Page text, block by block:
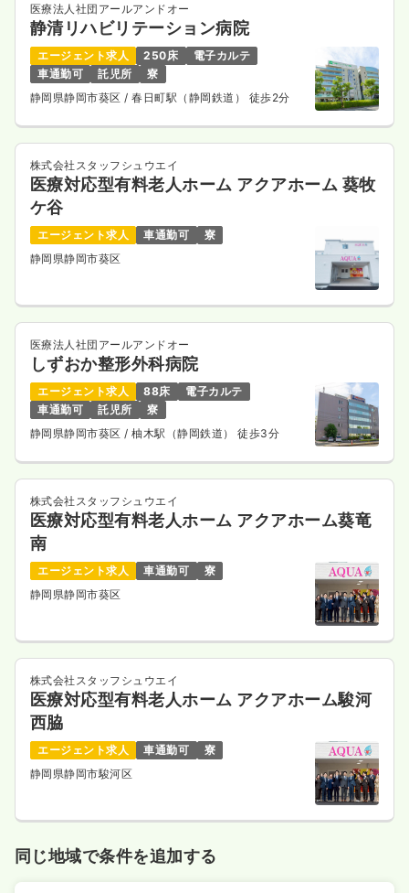
医療法人社団アールアンドオー
静清リハビリテーション病院
エージェント求人 250床
電子カルテ
車通勤可
託児所
寮
静岡県静岡市葵区/ 春日町駅（静岡鉄道） 徒歩2分
株式会社スタッフシュウエイ
医療対応型有料老人ホーム アクアホーム 葵牧
ケ谷
エージェント求人 車通勤可
寮
静岡県静岡市葵区
医療法人社団アールアンドオー
しずおか整形外科病院
エージェント求人 88床
電子カルテ
車通勤可
託児所
寮
静岡県静岡市葵区/ 柚木駅（静岡鉄道） 徒歩3分
株式会社スタッフシュウエイ
医療対応型有料老人ホーム アクアホーム葵竜
南
エージェント求人 車通勤可
寮
静岡県静岡市葵区
株式会社スタッフシュウエイ
医療対応型有料老人ホーム アクアホーム駿河
西脇
エージェント求人 車通勤可
寮
静岡県静岡市駿河区
同じ地域で条件を追加する